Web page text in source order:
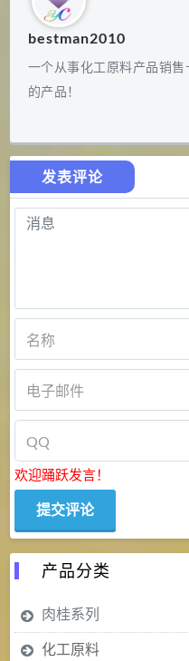
bestman2010
一个从事化工原料产品销
的产品！
发表评论
欢迎踊跃发言！
产品分类
肉桂系列
化工原料